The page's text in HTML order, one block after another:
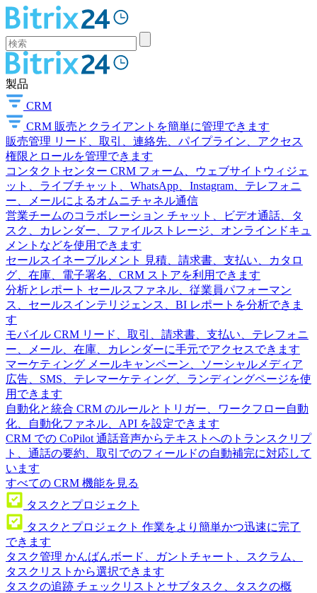
製品
CRM
CRM 販売とクライアントを簡単に管理できます
販売管理 リード、取引、連絡先、パイプライン、アクセス
権限とロールを管理できます
コンタクトセンター CRM フォーム、ウェブサイトウィジェ
ット、ライブチャット、WhatsApp、Instagram、テレフォニ
ー、メールによるオムニチャネル通信
営業チームのコラボレーション チャット、ビデオ通話、タ
スク、カレンダー、ファイルストレージ、オンラインドキュ
メントなどを使用できます
セールスイネーブルメント
見積、請求書、支払い、カタロ
グ、在庫、電子署名、CRM ストアを利用できます
分析とレポート セールスファネル、従業員パフォーマン
ス、セールスインテリジェンス、BI レポートを分析できま
す
モバイル CRM リード、取引、請求書、支払い、テレフォニ
ー、メール、在庫、カレンダーに手元でアクセスできます
マーケティング メールキャンペーン、ソーシャルメディア
広告、SMS、テレマーケティング、ランディングページを使
用できます
自動化と統合 CRM のルールとトリガー、ワークフロー自動
化、自動化ファネル、API を設定できます
CRM での CoPilot 通話音声からテキストへのトランスクリプ
ト、通話の要約、取引でのフィールドの自動補完に対応して
います
すべての CRM 機能を見る
タスクとプロジェクト
タスクとプロジェクト 作業をより簡単かつ迅速に完了
できます
タスク管理 かんばんボード、ガントチャート、スクラム、
タスクリストから選択できます
タスクの追跡 チェックリストとサブタスク、タスクの概